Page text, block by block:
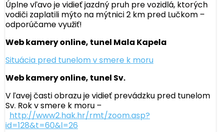
Úplne vľavo je vidieť jazdný pruh pre vozidlá, ktorých
vodiči zaplatili mýto na mýtnici 2 km pred Lučkom –
odporúčame využiť!
Web kamery online, tunel Mala Kapela
Situácia pred tunelom v smere k moru
Web kamery online, tunel Sv.
V ľavej časti obrazu je vidieť prevádzku pred tunelom
Sv. Rok v smere k moru –
http://www2.hak.hr/rmt/zoom.asp?
id=128&t=60&l=26